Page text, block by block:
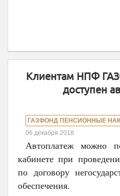
Клиентам НПФ
доступен
ГАЗФОНД ПЕНСИОННЫЕ
06 декабря 2018
Автоплатеж можно
кабинете при
по договору
обеспечения.